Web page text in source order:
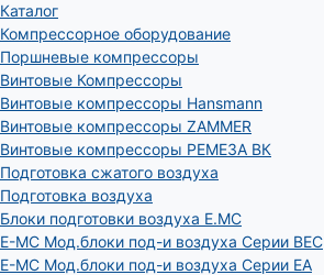
Каталог
Компрессорное оборудование
Поршневые компрессоры
Винтовые Компрессоры
Винтовые компрессоры Hansmann
Винтовые компрессоры ZAMMER
Винтовые компрессоры РЕМЕЗА ВК
Подготовка сжатого воздуха
Подготовка воздуха
Блоки подготовки воздуха E.MC
E-MC Мод.блоки под-и воздуха Серии BEC
E-MC Мод.блоки под-и воздуха Серии EA